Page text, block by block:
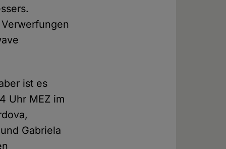
ist es
Uhr MEZ im
Gabriela